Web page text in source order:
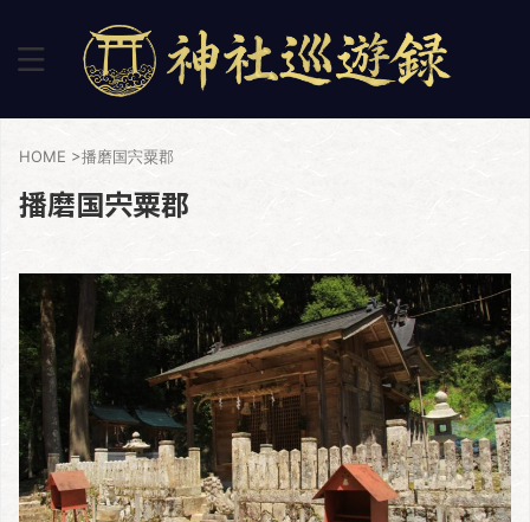
HOME >播磨国宍粟郡
播磨国宍粟郡